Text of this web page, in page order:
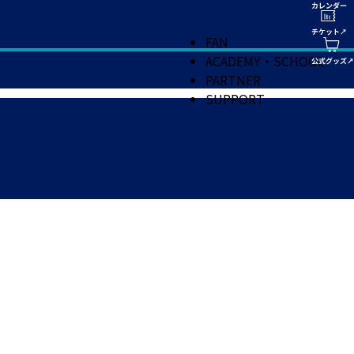
FAN
ACADEMY・SCHOOL
PARTNER
SUPPORT